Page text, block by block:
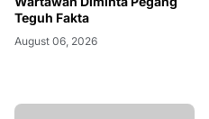
Teguh Fakta
August 06, 2026